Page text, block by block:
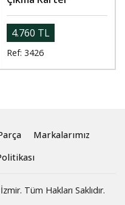
4.760 TL
Ref: 3426
Markalarımız
Tüm Hakları Saklıdır.